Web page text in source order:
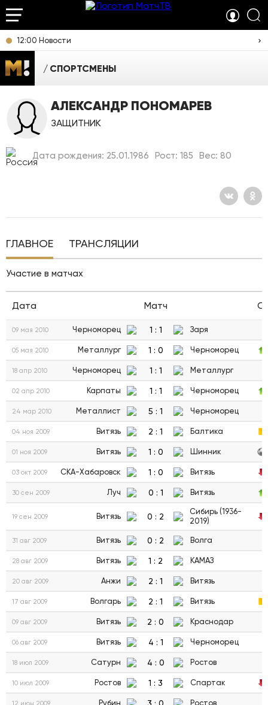
12:00 Новости
СПОРТСМЕНЫ
АЛЕКСАНДР ПОНОМАРЕВ
ЗАЩИТНИК
Дата рождения: 25.01.1986 Рост: 185 Вес: 80
ГЛАВНОЕ ТРАНСЛЯЦИИ
Участие в матчах
Дата Матч
09 мая 2010 Черноморец 1 : 1 Заря
05 мая 2010 Металлург 1 : 0 Черноморец
18 апр 2010 Черноморец 1 : 1 Металлург
02 апр 2010 Карпаты 1 : 1 Черноморец
24 мар 2010 Металлист 5 : 1 Черноморец
04 ноя 2009 Витязь 2 : 1 Балтика
01 ноя 2009 Витязь 1 : 0 Шинник
03 окт 2009 СКА-Хабаровск 1 : 0 Витязь
30 сен 2009 Луч 0 : 1 Витязь
19 сен 2009 Витязь 0 : 2
Сибирь (1936-
2019)
31 авг 2009 Витязь 0 : 2 Волга
28 авг 2009 Витязь 1 : 2 КАМАЗ
20 авг 2009 Анжи 2 : 1 Витязь
17 авг 2009 Волгарь 2 : 1 Витязь
09 авг 2009 Витязь 2 : 0 Краснодар
06 авг 2009 Витязь 4 : 1 Черноморец
18 июл 2009 Сатурн 4 : 0 Ростов
10 июл 2009 Ростов 1 : 3 Спартак
12 июн 2009 Рубин 3 : 0 Ростов